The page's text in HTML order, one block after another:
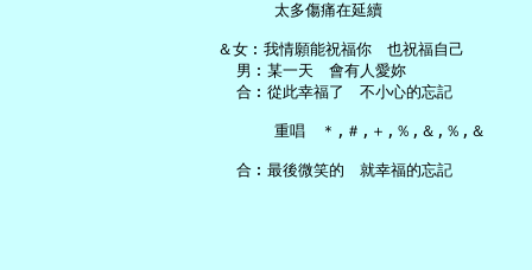
       太多傷痛在延續
＆女︰我情願能祝福你　也祝福自己
   男︰某一天　會有人愛妳
   合︰從此幸福了　不小心的忘記
       重唱　＊,＃,＋,％,＆,％,＆